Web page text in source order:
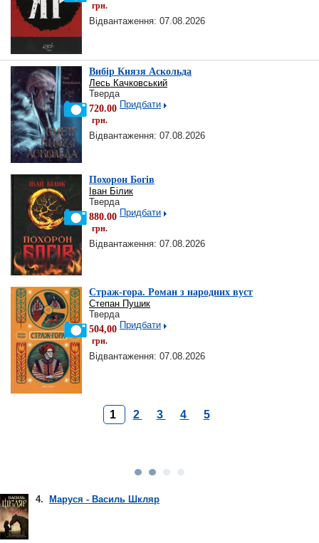
грн.
Відвантаження: 07.08.2026
Вибір Князя Аскольда
Лесь Качковський
Тверда
720.00
грн.
Придбати
Відвантаження: 07.08.2026
Похорон Богів
Іван Білик
Тверда
880.00
грн.
Придбати
Відвантаження: 07.08.2026
Страж-гора. Роман з народних вуст
Степан Пушик
Тверда
504,00
грн.
Придбати
Відвантаження: 07.08.2026
1 2 3 4 5
4. Маруся - Василь Шкляр